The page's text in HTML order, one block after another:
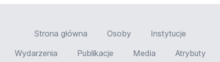
Strona główna Osoby
Instytucje
Wydarzenia
Publikacje Media Atrybuty